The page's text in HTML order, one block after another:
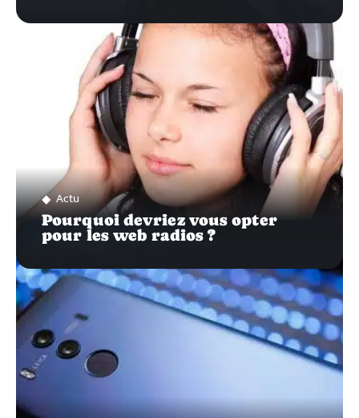
Actu
Pourquoi devriez vous opter
pour les web radios ?